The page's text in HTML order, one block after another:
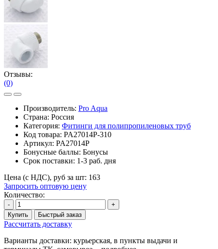
Отзывы:
(0)
Производитель: Pro Aqua
Страна: Россия
Категория: Фитинги для полипропиленовых труб
Код товара: PA27014P-310
Артикул: PA27014P
Бонусные баллы: Бонусы
Срок поставки: 1-3 раб. дня
Цена (с НДС), руб за шт: 163
Запросить оптовую цену
Количество:
-
+
Купить
Быстрый заказ
Рассчитать доставку
Варианты доставки: курьерская, в пункты выдачи и